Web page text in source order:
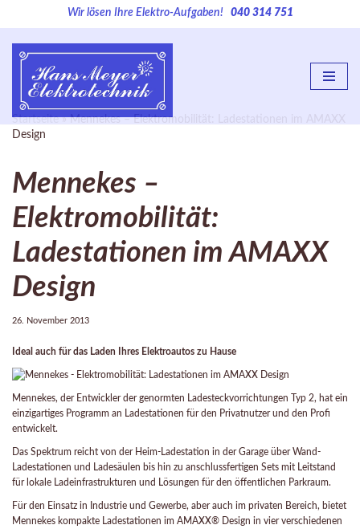
Inhalt
springen
Wir lösen Ihre Elektro-Aufgaben! 040 314 751
Startseite»Mennekes – Elektromobilität: Ladestationen im AMAXX
Design
Mennekes –
Elektromobilität:
Ladestationen im AMAXX
Design
26. November 2013
Ideal auch für das Laden Ihres Elektroautos zu Hause
Mennekes, der Entwickler der genormten Ladesteckvorrichtungen Typ 2, hat ein
einzigartiges Programm an Ladestationen für den Privatnutzer und den Profi
entwickelt.
Das Spektrum reicht von der Heim-Ladestation in der Garage über Wand-
Ladestationen und Ladesäulen bis hin zu anschlussfertigen Sets mit Leitstand
für lokale Ladeinfrastrukturen und Lösungen für den öffentlichen Parkraum.
Für den Einsatz in Industrie und Gewerbe, aber auch im privaten Bereich, bietet
Mennekes kompakte Ladestationen im AMAXX® Design in vier verschiedenen